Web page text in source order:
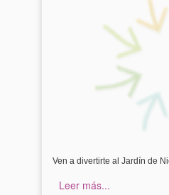
Ven a divertirte al Jardín de
Leer más...